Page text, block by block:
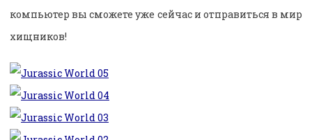
компьютер вы сможете уже сейчас и отправиться в мир
хищников!